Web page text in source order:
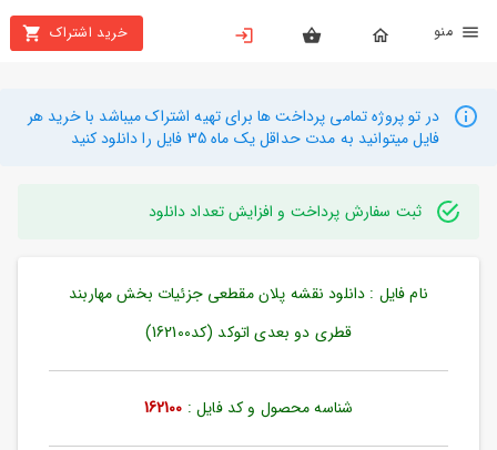
خرید اشتراک
بستن
محصولات
تهیه
راهنما
دانلود
در تو پروژه تمامی پرداخت ها برای تهیه اشتراک میباشد با خرید هر
فایل میتوانید به مدت حداقل یک ماه 35 فایل را دانلود کنید
ثبت سفارش پرداخت و افزایش تعداد دانلود
نام فایل : دانلود نقشه پلان مقطعی جزئیات بخش مهاربند
قطری دو بعدی اتوکد (کد162100)
شناسه محصول و کد فایل : 162100